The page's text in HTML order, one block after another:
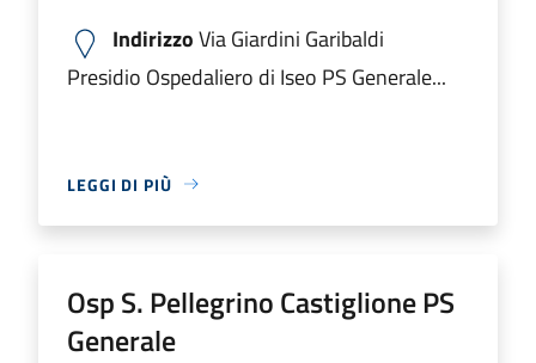
IndirizzoVia Giardini Garibaldi
Presidio Ospedaliero di Iseo PS Generale...
LEGGI DI PIÙ
Osp S. Pellegrino Castiglione PS
Generale